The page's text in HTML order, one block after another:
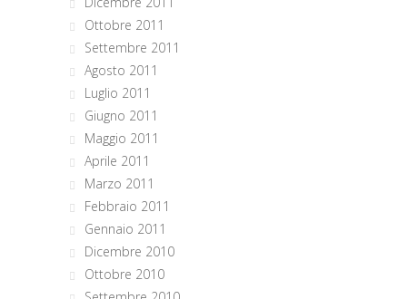
Ottobre 2011
Settembre 2011
Agosto 2011
Luglio 2011
Giugno 2011
Maggio 2011
Aprile 2011
Marzo 2011
Febbraio 2011
Gennaio 2011
Dicembre 2010
Ottobre 2010